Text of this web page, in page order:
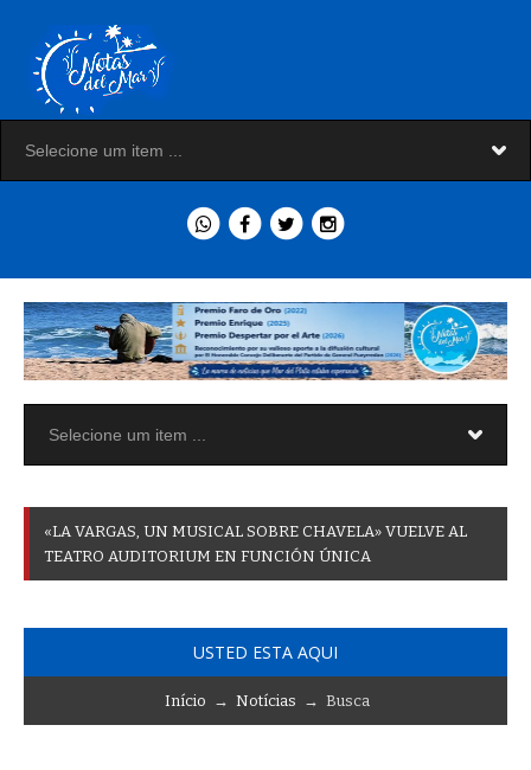
«LA VARGAS UN MUSICAL SOBRE CHAVELA» VUELVE AL
TEATRO AUDITORIUM EN FUNCIÓN ÚNICA
USTED ESTA AQUI
Início → Notícias → Busca